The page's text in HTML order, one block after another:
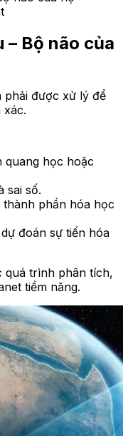
– Bộ não của
phải được xử lý để
quang học hoặc
sai số.
phần hóa học
đoán sự tiến hóa
quá trình phân tích,
tiềm năng.